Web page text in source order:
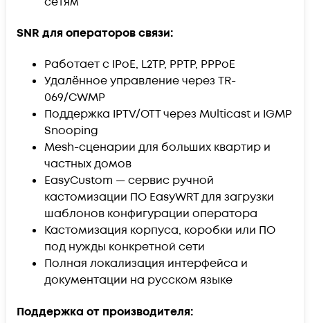
SNR для операторов связи:
Работает с IPoE, L2TP, PPTP, PPPoE
Удалённое управление через TR-
069/CWMP
Поддержка IPTV/OTT через Multicast и IGMP
Snooping
Mesh-сценарии для больших квартир и
частных домов
EasyCustom — сервис ручной
кастомизации ПО EasyWRT для загрузки
шаблонов конфигурации оператора
Кастомизация корпуса, коробки или ПО
под нужды конкретной сети
Полная локализация интерфейса и
документации на русском языке
Поддержка от производителя: